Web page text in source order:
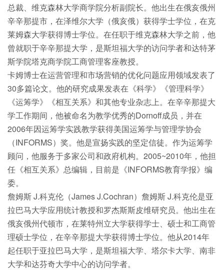
总裁、维克森林大学商学院分析副院长。他出生在俄亥俄州
辛辛那提市，在泽维尔大学（俄亥俄）获得学士学位，在克
莱姆森大学获得博士学位。在任职于维克森林大学之前，他
曾就职于辛辛那提大学，是斯坦福大学的访问学者和达特茅
斯学院塔克商学院工商管理客座教授。
卡姆博士在运营管理和市场营销的优化问题应用领域发表了
30多篇论文。他的研究成果发表在《科学》《管理科学》
《运筹学》《相互关系》和其他专业杂志上。在辛辛那提大
学工作期间，他被命名为教学优秀的Dornoff成员，并在
2006年因运筹学实践教学获得美国运筹学与管理学协会
（INFORMS）奖。他是宣扬实践的坚定信徒。作为运筹学
顾问，他服务于多家公司和政府机构。2005~2010年，他担
任《相互关系》总编辑，目前是《INFORMS教育学报》编
委。
詹姆斯 J.科克伦（James J.Cochran）詹姆斯 J.科克伦是亚
拉巴马大学应用统计教授和罗杰斯斯皮维研究员。他出生在
俄亥俄州代顿市，在莱特州立大学获得学士、硕士和工商管
理硕士学位，在辛辛那提大学获得博士学位。他从2014年
起任职于亚拉巴马大学，是斯坦福大学、塔尔卡大学、南非
大学和达芬奇大学中心的访问学者。